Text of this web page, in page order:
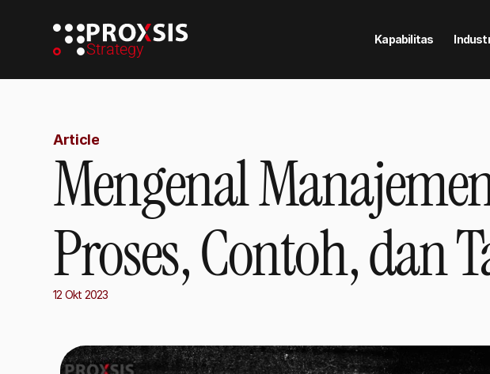
Strategy
Kapabilitas
Article
Mengenal
Proses, Contoh, dan
12 Okt 2023